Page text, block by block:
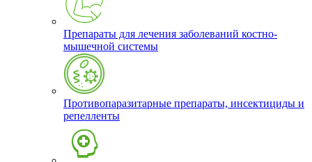
Препараты для лечения заболеваний костно-
мышечной системы
Противопаразитарные препараты, инсектициды и
репелленты